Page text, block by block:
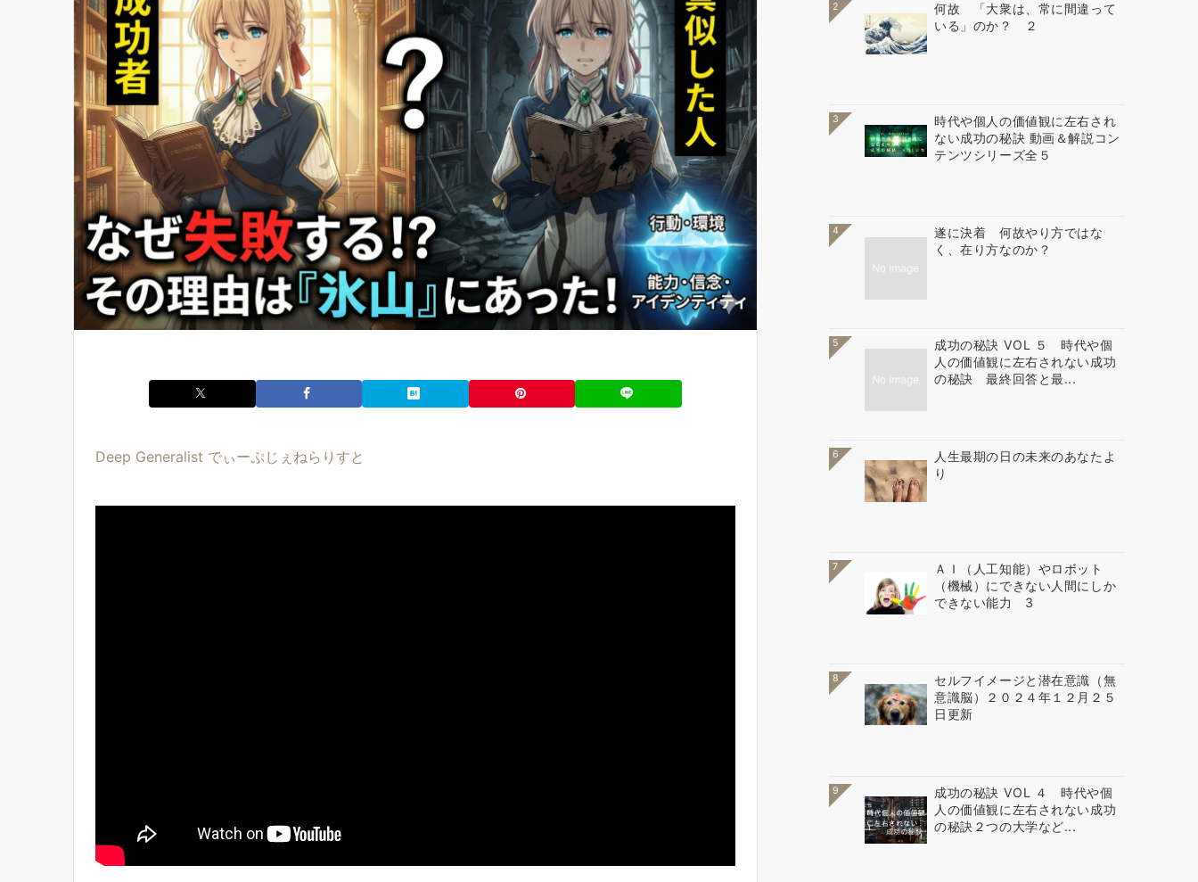
Deep Generalist でぃーぷじぇねらりすと
2
何故 「大衆は、常に間違って
いる」のか？ ２
3
時代や個人の価値観に左右され
ない成功の秘訣 動画＆解説コン
テンツシリーズ全５
4
遂に決着 何故やり方ではな
く、在り方なのか？
5
成功の秘訣 VOL ５ 時代や個
人の価値観に左右されない成功
の秘訣 最終回答と最...
6
人生最期の日の未来のあなたよ
り
7
ＡＩ（人工知能）やロボット
（機械）にできない人間にしか
できない能力 3
8
セルフイメージと潜在意識（無
意識脳）２０２４年１２月２５
日更新
9
成功の秘訣 VOL ４ 時代や個
人の価値観に左右されない成功
の秘訣２つの大学など...